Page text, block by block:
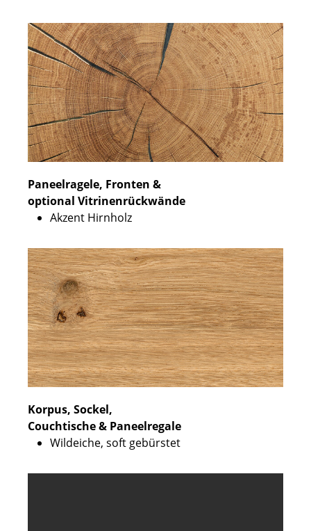
Paneelragele, Fronten &
optional Vitrinenrückwände
Akzent Hirnholz
Korpus, Sockel,
Couchtische & Paneelregale
Wildeiche, soft gebürstet